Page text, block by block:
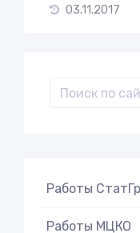
03.11.2017
Работы
Работы МЦКО